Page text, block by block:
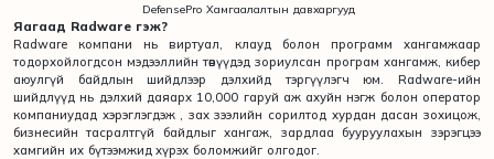
DefensePro Хамгаалалтын давхаргууд
Яагаад Radware гэж?
Radware компани нь виртуал, клауд болон программ хангамжаар
тодорхойлогдсон мэдээллийн төвүүдэд зориулсан програм хангамж, кибер
аюулгүй байдлын шийдлээр дэлхийд тэргүүлэгч юм. Radware-ийн
шийдлүүд нь дэлхий даяарх 10,000 гаруй аж ахуйн нэгж болон оператор
компаниудад хэрэглэгдэж , зах зээлийн сорилтод хурдан дасан зохицож,
бизнесийн тасралтгүй байдлыг хангаж, зардлаа бууруулахын зэрэгцээ
хамгийн их бүтээмжид хүрэх боломжийг олгодог.